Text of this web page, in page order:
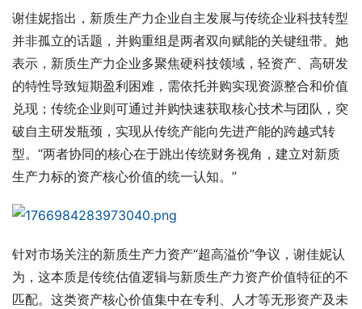
谢佳妮指出，新质生产力企业自主发展与传统企业科技转型
并非孤立的话题，并购重组是两者双向赋能的关键纽带。她
表示，新质生产力企业多聚焦硬科技领域，轻资产、高研发
的特性导致短期盈利困难，需依托并购实现资源整合和价值
兑现；传统企业则可通过并购快速获取核心技术与团队，突
破自主研发瓶颈，实现从传统产能向先进产能的跨越式转
型。“两者协同的核心在于跳出传统财务视角，建立对新质
生产力标的资产核心价值的统一认知。”
针对市场关注的新质生产力资产“超高溢价”争议，谢佳妮认
为，这本质是传统估值逻辑与新质生产力资产价值特征的不
匹配。这类资产核心价值集中在专利、人才等无形资产及未